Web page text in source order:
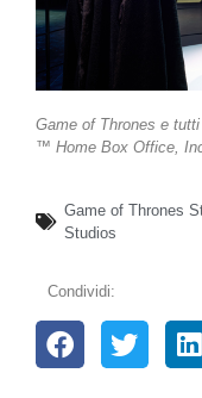
Game of Thrones e
™ Home Box Office,
Game of Thrones
Studios
Condividi: